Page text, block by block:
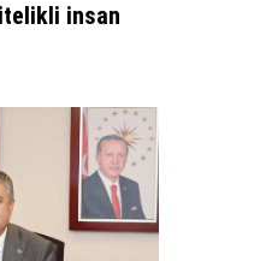
insan